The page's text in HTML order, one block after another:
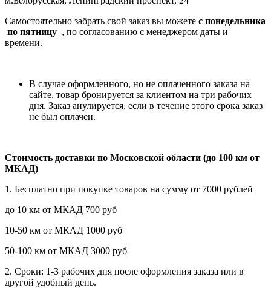
Самостоятельно забрать свой заказ вы можете c понедельника
по пятницу , по согласованию с менеджером даты и
времени.
В случае оформленного, но не оплаченного заказа на
сайте, товар бронируется за клиентом на три рабочих
дня. Заказ анулируется, если в течение этого срока заказ
не был оплачен.
Стоимость доставки по Московской области (до 100 км от
МКАД)
1. Бесплатно при покупке товаров на сумму от 7000 рублей
до 10 км от МКАД 700 руб
10-50 км от МКАД 1000 руб
50-100 км от МКАД 3000 руб
2. Сроки: 1-3 рабочих дня после оформления заказа или в
другой удобный день.